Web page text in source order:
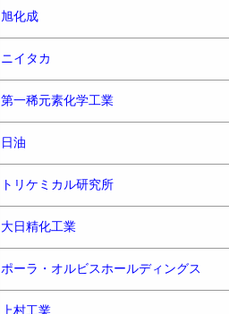
旭化成
ニイタカ
第一稀元素化学工業
日油
トリケミカル研究所
大日精化工業
ポーラ・オルビスホールディングス
上村工業